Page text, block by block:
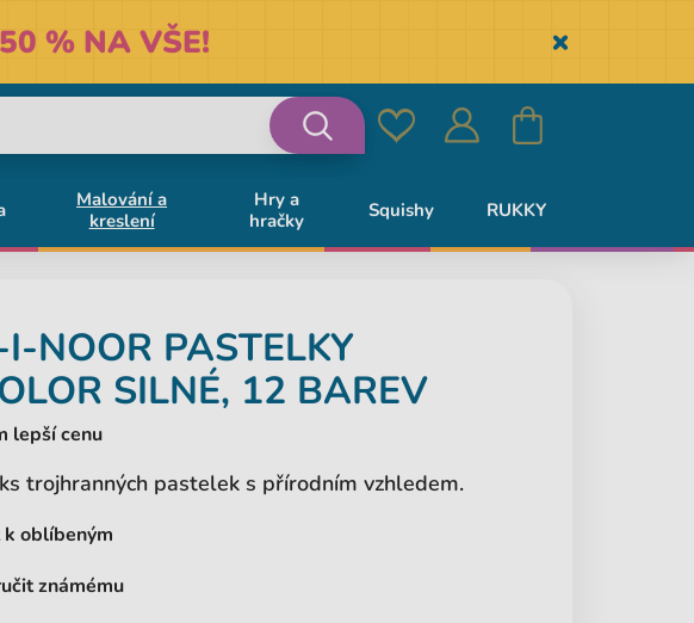
% NA VŠE! Skryť
OblíbenéPřihlásit Košík
Malování a
kreslení
Hry a
hračky
Squishy RUKKY
NOOR PASTELKY
SILNÉ, 12 BAREV
lepší cenu
trojhranných pastelek s přírodním vzhledem.
oblíbeným
známému